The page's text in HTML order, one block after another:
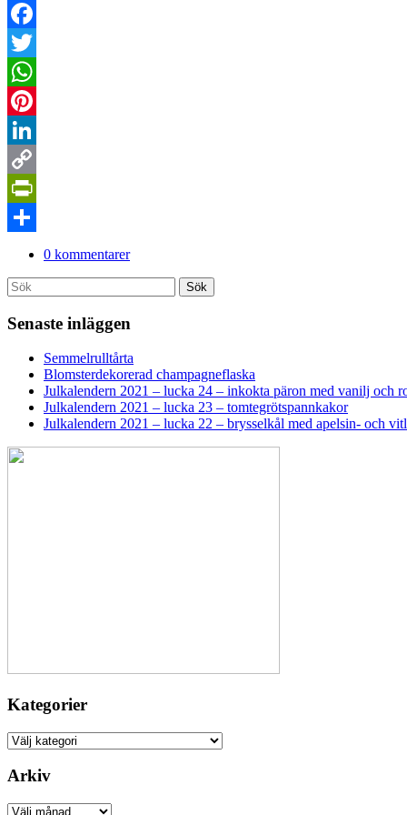
Facebook
Twitter
WhatsApp
Pinterest
LinkedIn
Copy
Link
PrintFriendly
0 kommentarer
Search
for:
Sök
Senaste inläggen
Semmelrulltårta
Blomsterdekorerad champagneflaska
Julkalendern 2021 – lucka 24 – inkokta päron med vanilj och
Julkalendern 2021 – lucka 23 – tomtegrötspannkakor
Julkalendern 2021 – lucka 22 – brysselkål med apelsin- och
Kategorier
Kategorier
Arkiv
Arkiv